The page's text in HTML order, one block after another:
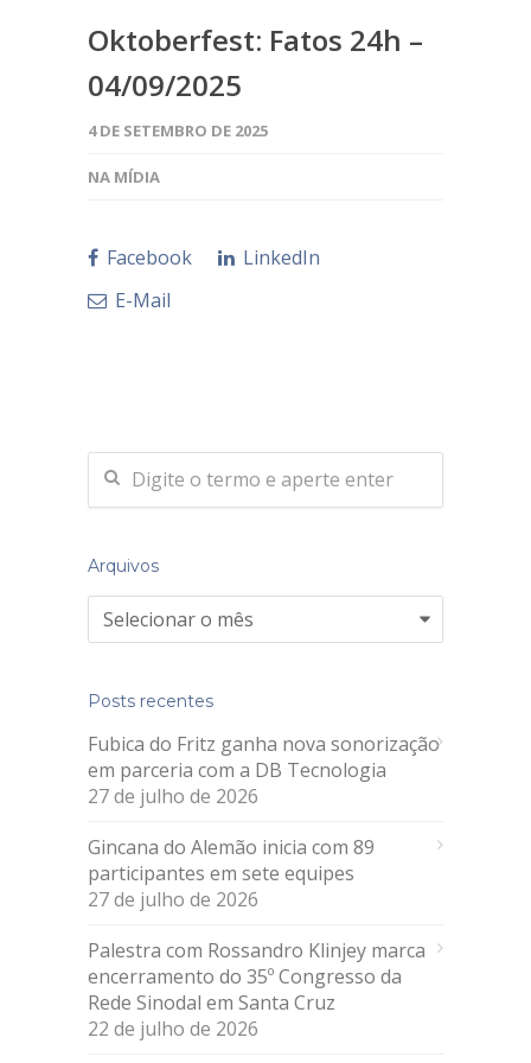
Oktoberfest: Fatos 24h –
04/09/2025
4 DE SETEMBRO DE 2025
NA MÍDIA
Facebook
LinkedIn
E-Mail
Arquivos
Arquivos
Posts recentes
Fubica do Fritz ganha nova sonorização
em parceria com a DB Tecnologia
27 de julho de 2026
Gincana do Alemão inicia com 89
participantes em sete equipes
27 de julho de 2026
Palestra com Rossandro Klinjey marca
encerramento do 35º Congresso da
Rede Sinodal em Santa Cruz
22 de julho de 2026